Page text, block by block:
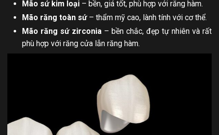
Mão sứ kim loại – bền, giá tốt, phù hợp với răng hàm.
Mão răng toàn sứ– thẩm mỹ cao, lành tính với cơ thể.
Mão răng sứ zirconia – bền chắc, đẹp tự nhiên và rất
phù hợp với răng cửa lẫn răng hàm.